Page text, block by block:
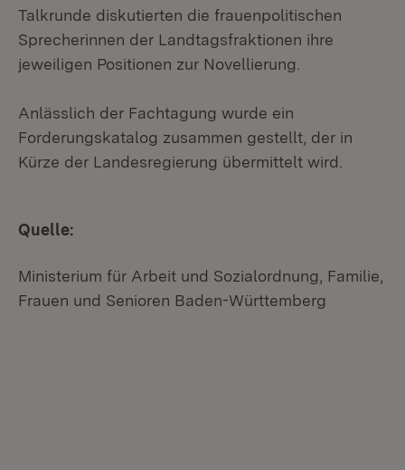
Talkrunde diskutierten die frauenpolitischen
Sprecherinnen der Landtagsfraktionen ihre
jeweiligen Positionen zur Novellierung.
Anlässlich der Fachtagung wurde ein
Forderungskatalog zusammen gestellt, der in
Kürze der Landesregierung übermittelt wird.
Quelle:
Ministerium für Arbeit und Sozialordnung, Familie,
Frauen und Senioren Baden-Württemberg